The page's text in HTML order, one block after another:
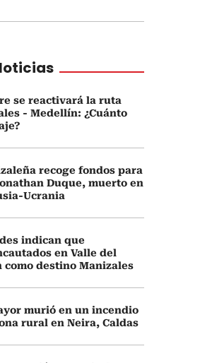
se reactivará la ruta
- Medellín: ¿Cuánto
recoge fondos para
Duque, muerto en
Ucrania
indican que
en Valle del
como destino Manizales
murió en un incendio
rural en Neira, Caldas